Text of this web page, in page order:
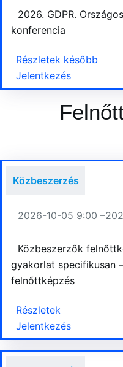
2026. GDPR.
konferencia
Részletek később
Jelentkezés
Közbeszerzés
2026-10-05 9:00 –
Közbeszerzők
gyakorlat specifikusan
felnőttképzés
Részletek
Jelentkezés